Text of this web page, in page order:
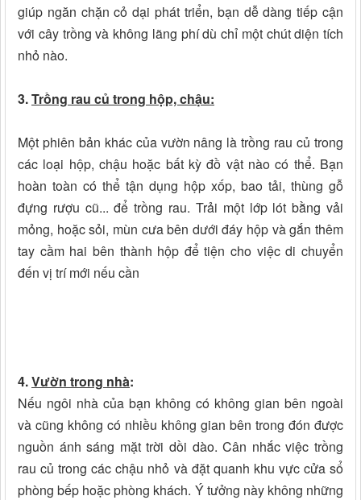
giúp ngăn chặn cỏ dại phát triển, bạn dễ dàng tiếp cận
với cây trồng và không lãng phí dù chỉ một chút diện tích
nhỏ nào.
3.Trồng rau củ trong hộp, chậu:
Một phiên bản khác của vườn nâng là trồng rau củ trong
các loại hộp, chậu hoặc bất kỳ đồ vật nào có thể. Bạn
hoàn toàn có thể tận dụng hộp xốp, bao tải, thùng gỗ
đựng rượu cũ... để trồng rau. Trải một lớp lót bằng vải
mỏng, hoặc sỏi, mùn cưa bên dưới đáy hộp và gắn thêm
tay cầm hai bên thành hộp để tiện cho việc di chuyển
đến vị trí mới nếu cần
4.Vườn trong nhà:
Nếu ngôi nhà của bạn không có không gian bên ngoài
và cũng không có nhiều không gian bên trong đón được
nguồn ánh sáng mặt trời dồi dào. Cân nhắc việc trồng
rau củ trong các chậu nhỏ và đặt quanh khu vực cửa sổ
phòng bếp hoặc phòng khách. Ý tưởng này không những